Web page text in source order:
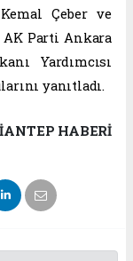
Çeber ve
AK Parti Ankara
Yardımcısı
yanıtladı.
HABERİ